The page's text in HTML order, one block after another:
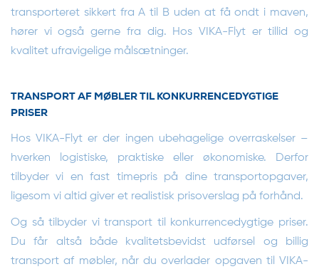
transporteret sikkert fra A til B uden at få ondt i maven,
hører vi også gerne fra dig. Hos VIKA-Flyt er tillid og
kvalitet ufravigelige målsætninger.
TRANSPORT AF MØBLER TIL KONKURRENCEDYGTIGE
PRISER
Hos VIKA-Flyt er der ingen ubehagelige overraskelser –
hverken logistiske, praktiske eller økonomiske. Derfor
tilbyder vi en fast timepris på dine transportopgaver,
ligesom vi altid giver et realistisk prisoverslag på forhånd.
Og så tilbyder vi transport til konkurrencedygtige priser.
Du får altså både kvalitetsbevidst udførsel og billig
transport af møbler, når du overlader opgaven til VIKA-